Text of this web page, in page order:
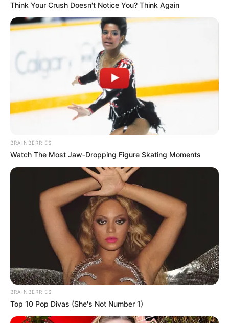
Think Your Crush Doesn't Notice You? Think Again
BRAINBERRIES
Watch The Most Jaw‑Dropping Figure Skating Moments
BRAINBERRIES
Top 10 Pop Divas (She's Not Number 1)